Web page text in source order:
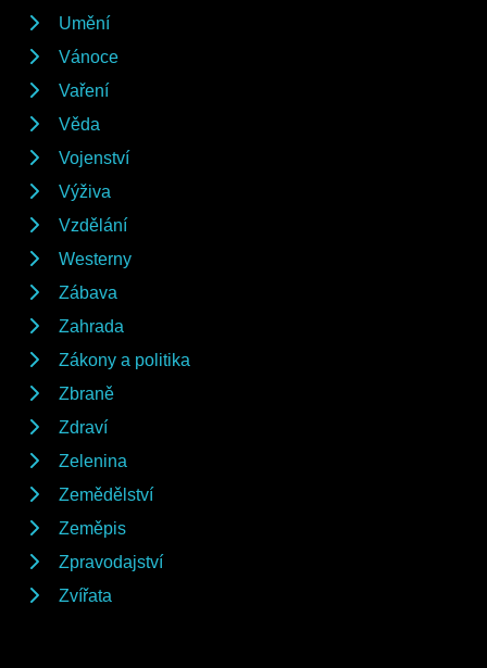
Umění
Vánoce
Vaření
Věda
Vojenství
Výživa
Vzdělání
Westerny
Zábava
Zahrada
Zákony a politika
Zbraně
Zdraví
Zelenina
Zemědělství
Zeměpis
Zpravodajství
Zvířata